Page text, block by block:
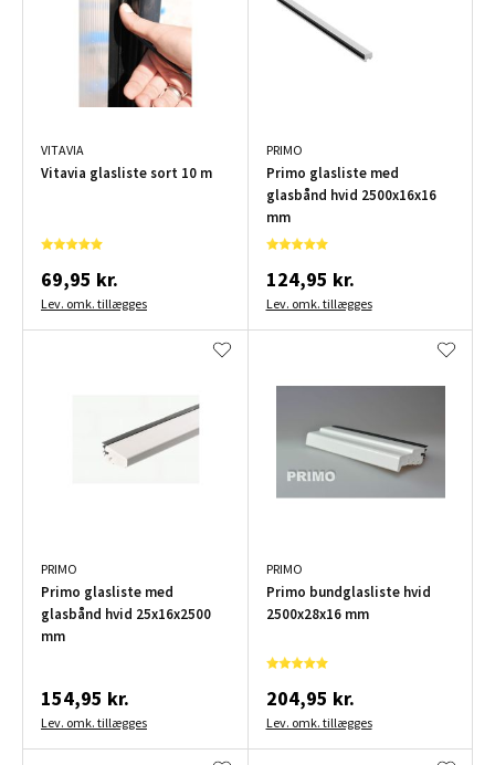
VITAVIA
Vitavia glasliste sort 10 m
69,95 kr.
Lev. omk. tillægges
PRIMO
Primo glasliste med
glasbånd hvid 2500x16x16
mm
124,95 kr.
Lev. omk. tillægges
PRIMO
Primo glasliste med
glasbånd hvid 25x16x2500
mm
154,95 kr.
Lev. omk. tillægges
PRIMO
Primo bundglasliste hvid
2500x28x16 mm
204,95 kr.
Lev. omk. tillægges